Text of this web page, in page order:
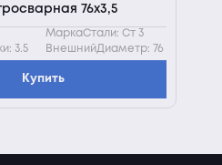
76х3,5
МаркаСтали: Ст 3
3.5
ВнешнийДиаметр: 76
Купить